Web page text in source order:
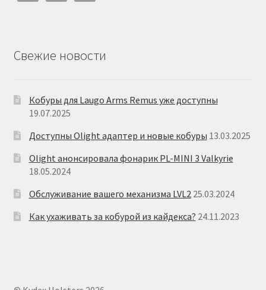
Свежие новости
Кобуры для Laugo Arms Remus уже доступны
19.07.2025
Доступны Olight адаптер и новые кобуры 13.03.2025
Olight анонсировала фонарик PL-MINI 3 Valkyrie
18.05.2024
Обслуживание вашего механизма LVL2 25.03.2024
Как ухаживать за кобурой из кайдекса? 24.11.2023